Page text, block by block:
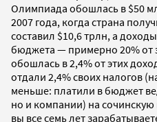
Олимпиада обошлась в $50
2007 года, когда страна
составил $10,6 трлн, а
бюджета — примерно 20% от
обошлась в 2,4% от этих
отдали 2,4% своих налогов
меньше: платили в бюджет
но и компании) на сочинскую
вы все семь лет